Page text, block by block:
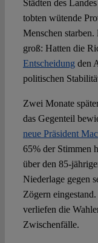
Städten des
tobten wütende
Menschen
groß: Hatten die
Entscheidung den
politischen
Zwei Monate
das Gegenteil
neue Präsident
65% der Stimmen
über den 85-
Niederlage gegen
Zögern
verliefen die
Zwischenfälle.